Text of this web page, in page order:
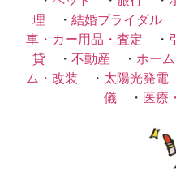
理 ・ 結婚ブライダル
車・カー用品・査定 ・
貸 ・ 不動産 ・ ホー
ム・改装 ・ 太陽光発電
儀 ・ 医療